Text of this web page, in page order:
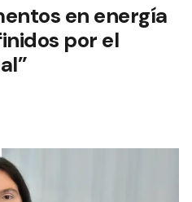
en energía
por el